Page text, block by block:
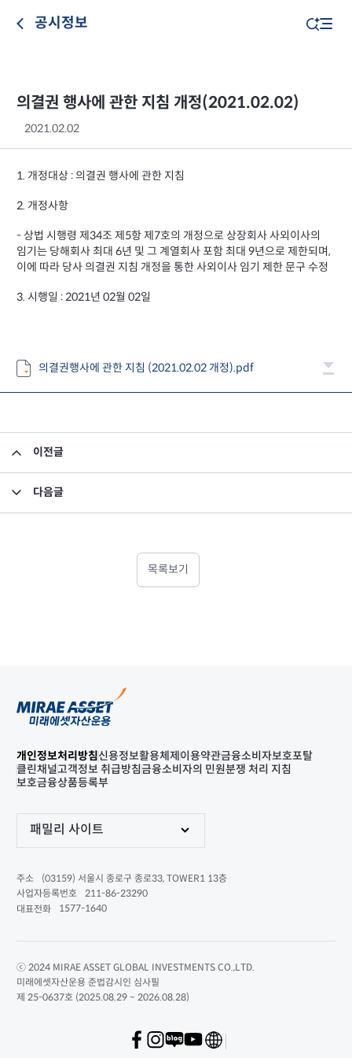
공시정보
의결권 행사에 관한 지침 개정(2021.02.02)
2021.02.02
1. 개정대상 : 의결권 행사에 관한 지침
2. 개정사항
- 상법 시행령 제34조 제5항 제7호의 개정으로 상장회사 사외이사의
임기는 당해회사 최대 6년 및 그 계열회사 포함 최대 9년으로 제한되며,
이에 따라 당사 의결권 지침 개정을 통한 사외이사 임기 제한 문구 수정
3. 시행일 : 2021년 02월 02일
의결권행사에 관한 지침 (2021.02.02 개정).pdf
이전글
다음글
목록보기
개인정보처리방침신용정보활용체제 이용약관금융소비자보호포탈
클린채널고객정보 취급방침금융소비자의 민원분쟁 처리 지침
보호금융상품등록부
패밀리 사이트
주소
(03159) 서울시 종로구 종로33, TOWER1 13층
사업자등록번호
211-86-23290
대표전화
1577-1640
ⓒ 2024 MIRAE ASSET GLOBAL INVESTMENTS CO.,LTD.
미래에셋자산운용 준법감시인 심사필
제 25-0637호 (2025.08.29 ~ 2026.08.28)